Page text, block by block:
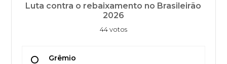
Luta contra o rebaixamento no Brasileirão
2026
44 votos
Grêmio